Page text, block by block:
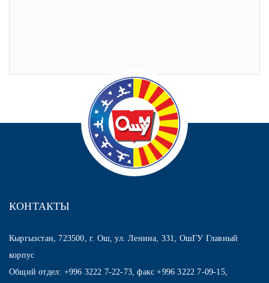
КОНТАКТЫ
Кыргызстан, 723500, г. Ош, ул. Ленина, 331, ОшГУ Главный
корпус
Общий отдел: +996 3222 7-22-73, факс +996 3222 7-09-15,